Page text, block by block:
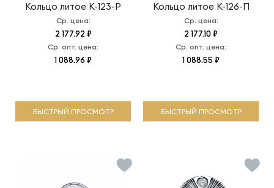
Кольцо литое К-123-Р
Ср. цена:
2 177.92 ₽
Ср. опт. цена:
1 088.96 ₽
БЫСТРЫЙ ПРОСМОТР
Кольцо литое К-126-П
Ср. цена:
2 177.10 ₽
Ср. опт. цена:
1 088.55 ₽
БЫСТРЫЙ ПРОСМОТР